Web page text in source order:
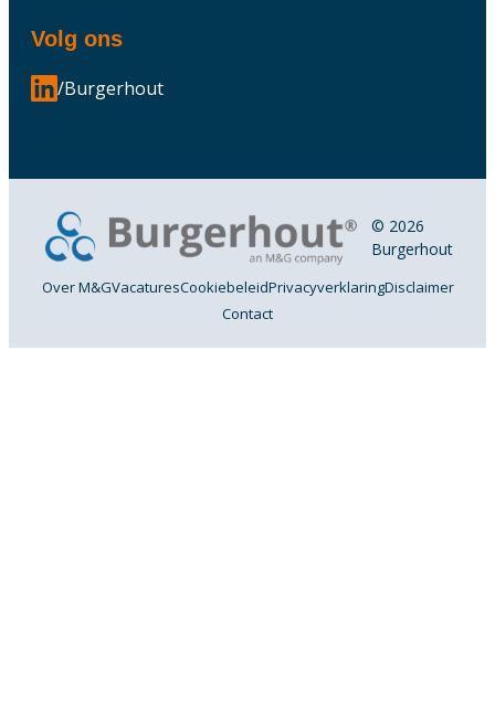
Volg ons
/Burgerhout
© 2026
Burgerhout
Over M&GVacaturesCookiebeleidPrivacyverklaringDisclaimer
Contact